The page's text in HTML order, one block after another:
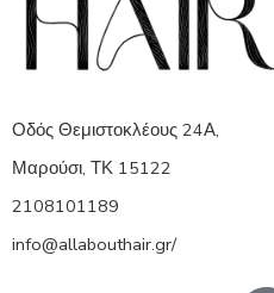
Οδός Θεμιστοκλέους 24Α,
Μαρούσι, ΤΚ 15122
2108101189
info@allabouthair.gr/